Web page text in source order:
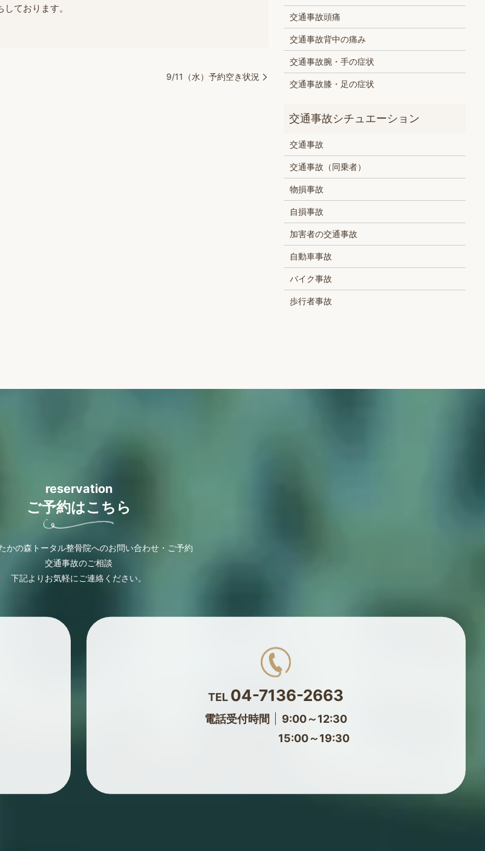
ております。
9/11（水）予約空き状況
交通事故頭痛
交通事故背中の痛み
交通事故腕・手の症状
交通事故膝・足の症状
交通事故
交通事故（同乗者）
物損事故
自損事故
加害者の交通事故
自動車事故
バイク事故
歩行者事故
reservation
ご予約はこちら
かの森トータル整骨院へのお問い合わせ・ご予約
交通事故のご相談
下記よりお気軽にご連絡ください。
TEL 04-7136-2663
電話受付時間
9:00～12:30
15:00～19:30